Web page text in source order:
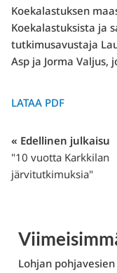
Koekalastuksen
Koekalastuksista ja
tutkimusavustaja
Asp ja Jorma Valjus,
LATAA PDF
« Edellinen julkaisu
"10 vuotta Karkkilan
järvitutkimuksia"
Lohjan